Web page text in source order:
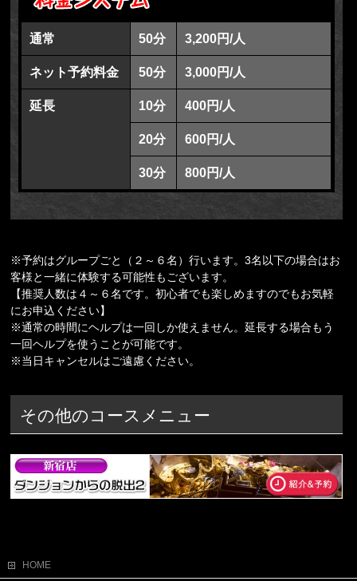
通常 50分 3,200円/人
ネット予約料金 50分 3,000円/人
延長 10分 400円/人
20分 600円/人
30分 800円/人
※予約はグループごと（２～６名）行います。3名以下の場合はお
客様と一緒に体験する可能性もございます。
【推奨人数は４～６名です。初心者でも楽しめますのでもお気軽
にお申込ください】
※通常の時間にヘルプは一回しか使えません。延長する場合もう
一回ヘルプを使うことが可能です。
※当日キャンセルはご遠慮ください。
その他のコースメニュー
HOME